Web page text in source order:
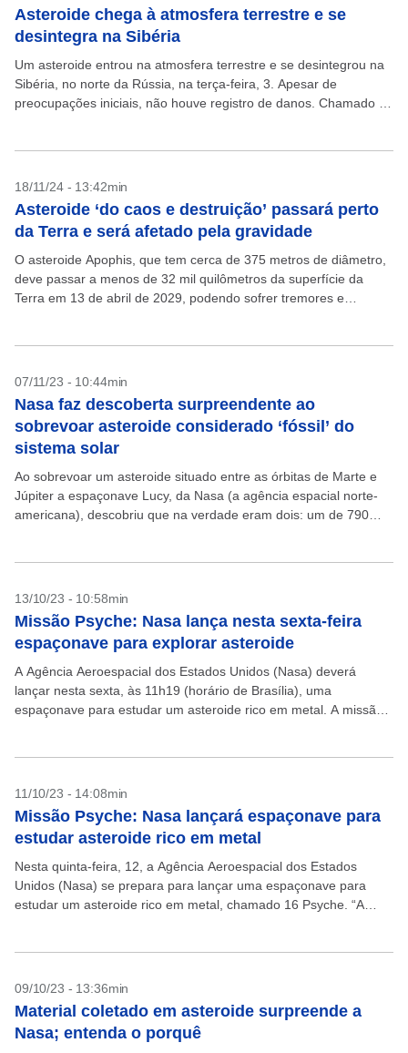
Asteroide chega à atmosfera terrestre e se
desintegra na Sibéria
Um asteroide entrou na atmosfera terrestre e se desintegrou na
Sibéria, no norte da Rússia, na terça-feira, 3. Apesar de
preocupações iniciais, não houve registro de danos. Chamado de
18/11/24 - 13:42min
Asteroide ‘do caos e destruição’ passará perto
da Terra e será afetado pela gravidade
O asteroide Apophis, que tem cerca de 375 metros de diâmetro,
deve passar a menos de 32 mil quilômetros da superfície da
Terra em 13 de abril de 2029, podendo sofrer tremores e
07/11/23 - 10:44min
Nasa faz descoberta surpreendente ao
sobrevoar asteroide considerado ‘fóssil’ do
sistema solar
Ao sobrevoar um asteroide situado entre as órbitas de Marte e
Júpiter a espaçonave Lucy, da Nasa (a agência espacial norte-
americana), descobriu que na verdade eram dois: um de 790
13/10/23 - 10:58min
Missão Psyche: Nasa lança nesta sexta-feira
espaçonave para explorar asteroide
A Agência Aeroespacial dos Estados Unidos (Nasa) deverá
lançar nesta sexta, às 11h19 (horário de Brasília), uma
espaçonave para estudar um asteroide rico em metal. A missão,
11/10/23 - 14:08min
Missão Psyche: Nasa lançará espaçonave para
estudar asteroide rico em metal
Nesta quinta-feira, 12, a Agência Aeroespacial dos Estados
Unidos (Nasa) se prepara para lançar uma espaçonave para
estudar um asteroide rico em metal, chamado 16 Psyche. “A
09/10/23 - 13:36min
Material coletado em asteroide surpreende a
Nasa; entenda o porquê